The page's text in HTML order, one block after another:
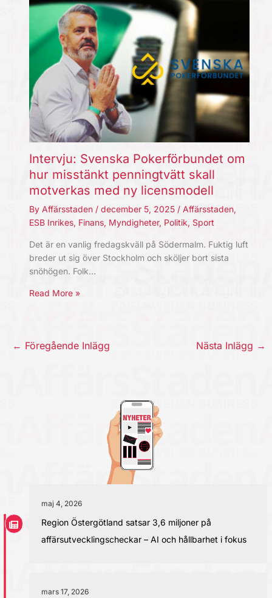
Intervju: Svenska Pokerförbundet om
hur misstänkt penningtvätt skall
motverkas med ny licensmodell
By Affärsstaden / december 5, 2025 / Affärsstaden,
ESB Inrikes, Finans, Myndigheter, Politik, Sport
Det är en vanlig fredagskväll på Södermalm. Fuktig luft
breder ut sig över Stockholm och sköljer bort sista
snöhögen. Folk…
Read More »
← Föregående Inlägg Nästa Inlägg →
maj 4, 2026
Region Östergötland satsar 3,6 miljoner på
affärsutvecklingscheckar – AI och hållbarhet i fokus
mars 17, 2026